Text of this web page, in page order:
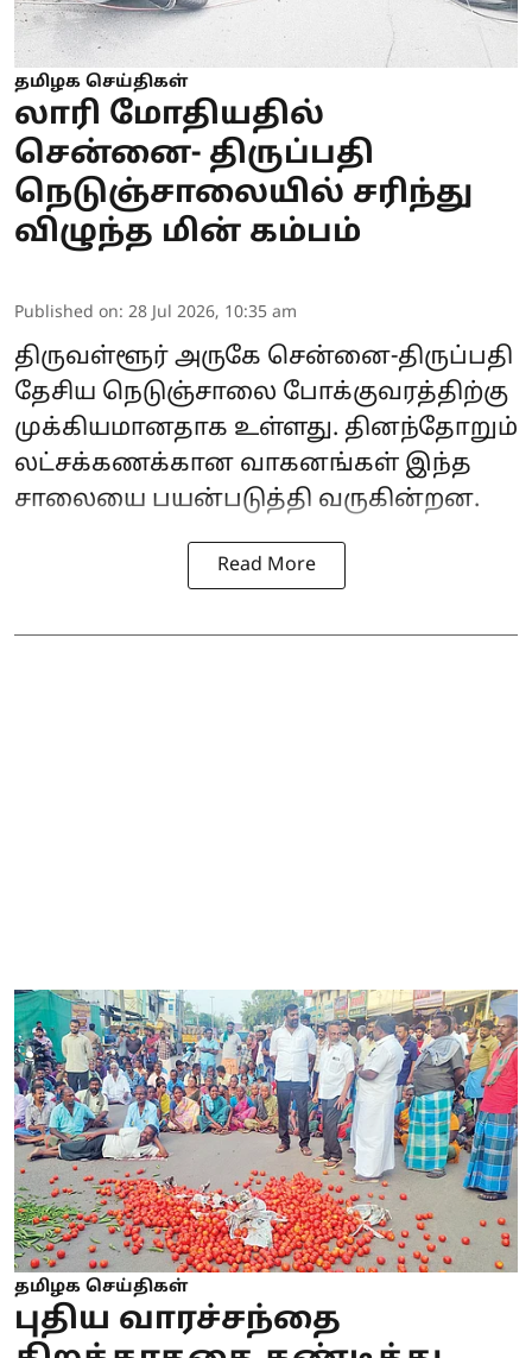
தமிழக செய்திகள்
லாரி மோதியதில்
சென்னை- திருப்பதி
நெடுஞ்சாலையில் சரிந்து
விழுந்த மின் கம்பம்
Published on: 28 Jul 2026, 10:35 am
திருவள்ளூர் அருகே சென்னை-திருப்பதி
தேசிய நெடுஞ்சாலை போக்குவரத்திற்கு
முக்கியமானதாக உள்ளது. தினந்தோறும்
லட்சக்கணக்கான வாகனங்கள் இந்த
சாலையை பயன்படுத்தி வருகின்றன.
Read More
தமிழக செய்திகள்
புதிய வாரச்சந்தை